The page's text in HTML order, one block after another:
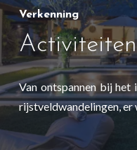
Verkenning
Activiteiten
Van ontspannen bij
rijstveldwandelingen,